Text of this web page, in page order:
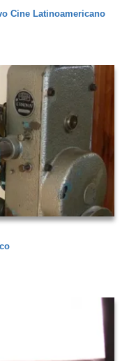
Cine Latinoamericano